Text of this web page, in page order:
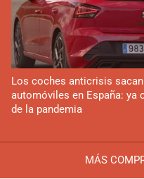
MÁS
Los coches anticrisis
automóviles en España:
de la pandemia